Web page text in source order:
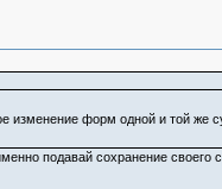
изменение форм одной и той же
подавай сохранение своего